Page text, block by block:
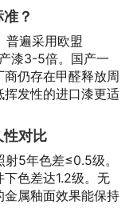
？
普遍采用欧盟
漆3-5倍。国产一
仍存在甲醛释放周
发性的进口漆更适
性对比
5年色差≤0.5级。
色差达1.2级。无
属釉面效果能保持